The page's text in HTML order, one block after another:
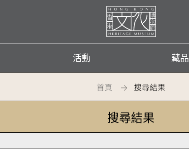
首
活動 藏品
首頁 搜尋結果
搜尋結果